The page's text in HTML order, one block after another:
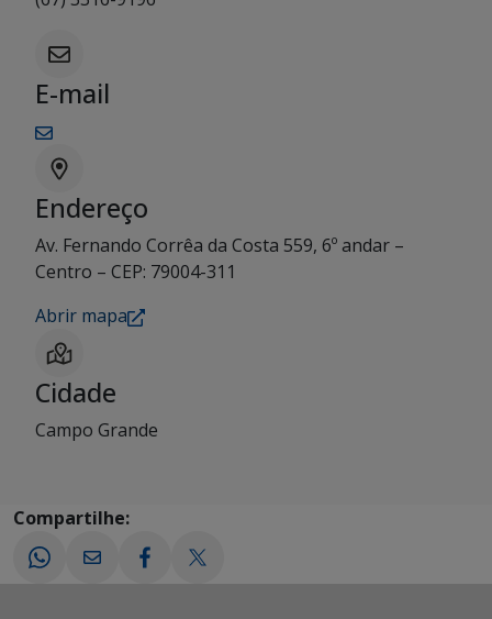
E-mail
Endereço
Av. Fernando Corrêa da Costa 559, 6º andar –
Centro – CEP: 79004-311
Abrir mapa
Cidade
Campo Grande
Compartilhe: